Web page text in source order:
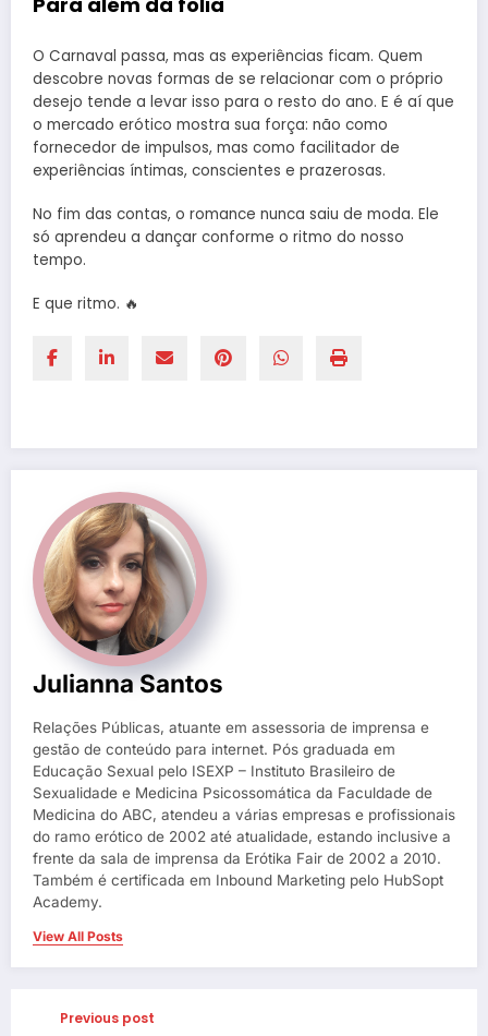
O Carnaval passa, mas as experiências ficam. Quem
descobre novas formas de se relacionar com o próprio
desejo tende a levar isso para o resto do ano. E é aí que
o mercado erótico mostra sua força: não como
fornecedor de impulsos, mas como facilitador de
experiências íntimas, conscientes e prazerosas.
No fim das contas, o romance nunca saiu de moda. Ele
só aprendeu a dançar conforme o ritmo do nosso
tempo.
E que ritmo. 🔥
Julianna Santos
Relações Públicas, atuante em assessoria de imprensa e
gestão de conteúdo para internet. Pós graduada em
Educação Sexual pelo ISEXP – Instituto Brasileiro de
Sexualidade e Medicina Psicossomática da Faculdade de
Medicina do ABC, atendeu a várias empresas e profissionais
do ramo erótico de 2002 até atualidade, estando inclusive a
frente da sala de imprensa da Erótika Fair de 2002 a 2010.
Também é certificada em Inbound Marketing pelo HubSopt
Academy.
View All Posts
Previous post